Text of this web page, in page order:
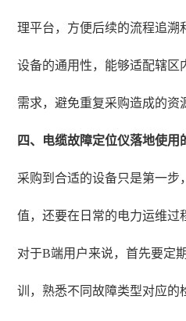
理平台，方便后续的流程追溯
设备的通用性，能够适配辖区
需求，避免重复采购造成的资
四、电缆故障定位仪落地使用
采购到合适的设备只是第一步
值，还要在日常的电力运维过
对于B端用户来说，首先要定
训，熟悉不同故障类型对应的